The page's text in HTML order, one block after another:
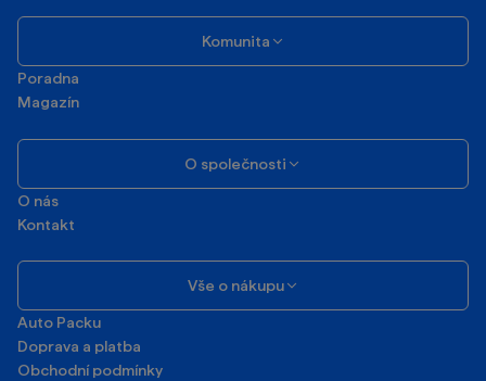
Komunita
Poradna
Magazín
O společnosti
O nás
Kontakt
Vše o nákupu
Auto Packu
Doprava a platba
Obchodní podmínky